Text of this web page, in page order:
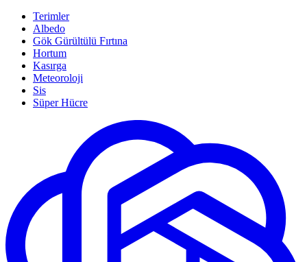
Terimler
Albedo
Gök Gürültülü Fırtına
Hortum
Kasırga
Meteoroloji
Sis
Süper Hücre